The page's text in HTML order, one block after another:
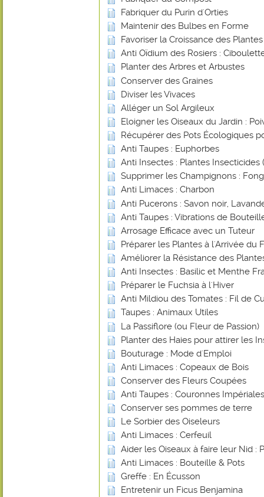
Fabriquer du Purin d'Orties
Maintenir des Bulbes en Forme
Favoriser la Croissance des
Anti Oïdium des Rosiers :
Planter des Arbres et Arbustes
Conserver des Graines
Diviser les Vivaces
Alléger un Sol Argileux
Eloigner les Oiseaux du Jardin :
Récupérer des Pots Écologiques
Anti Taupes : Euphorbes
Anti Insectes : Plantes Insecticides
Supprimer les Champignons :
Anti Limaces : Charbon
Anti Pucerons : Savon noir,
Anti Taupes : Vibrations de
Arrosage Efficace avec un Tuteur
Préparer les Plantes à l'Arrivée du
Améliorer la Résistance des
Anti Insectes : Basilic et Menthe
Préparer le Fuchsia à l'Hiver
Anti Mildiou des Tomates : Fil de
Taupes : Animaux Utiles
La Passiflore (ou Fleur de Passion)
Planter des Haies pour attirer les
Bouturage : Mode d'Emploi
Anti Limaces : Copeaux de Bois
Conserver des Fleurs Coupées
Anti Taupes : Couronnes Impériales
Conserver ses pommes de terre
Le Sorbier des Oiseleurs
Anti Limaces : Cerfeuil
Aider les Oiseaux à faire leur Nid :
Anti Limaces : Bouteille & Pots
Greffe : En Écusson
Entretenir un Ficus Benjamina